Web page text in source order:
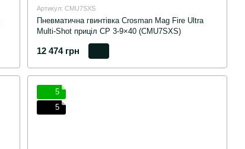
Артикул: CMU7SXS
Пневматична гвинтівка Crosman Mag Fire Ultra
Multi-Shot приціл CP 3-9×40 (CMU7SXS)
12 474 грн
5
5